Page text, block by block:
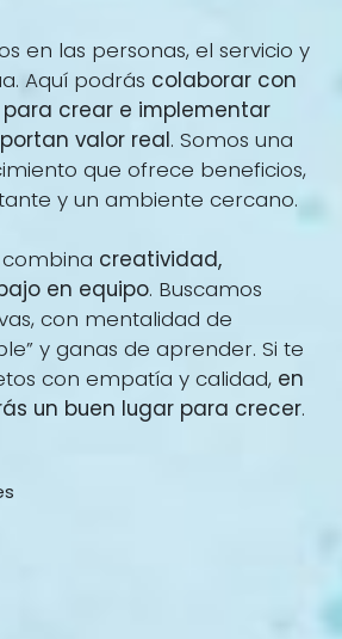
en las personas, el servicio y
Aquí podrás colaborar con
crear e implementar
valor real. Somos una
que ofrece beneficios,
y un ambiente cercano.
creatividad,
en equipo. Buscamos
con mentalidad de
y ganas de aprender. Si te
con empatía y calidad, en
un buen lugar para crecer.